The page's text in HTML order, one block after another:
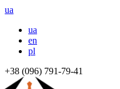
ua
ua
en
pl
+38 (096) 791-79-41